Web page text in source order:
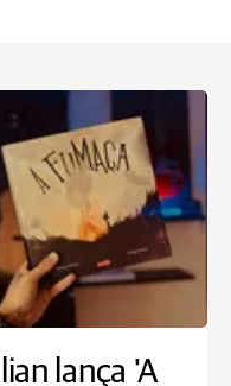
lança 'A